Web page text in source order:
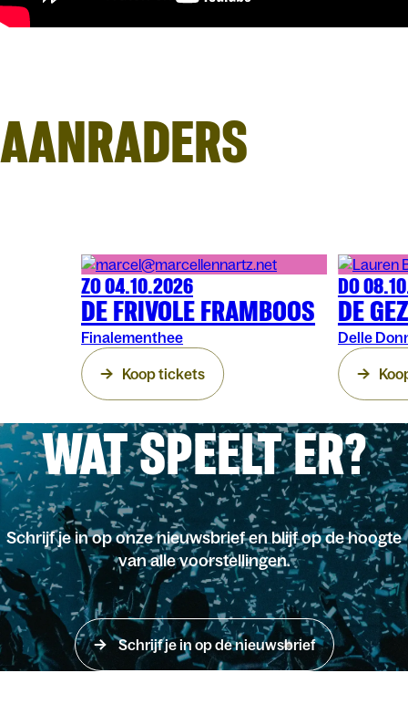
AANRADERS
MUZIEKARENBERG
ZO 04.10.2026
DE FRIVOLE FRAMBOOS
Finalementhee
Koop tickets
MUZIEK
DO
DE
Delle
WAT SPEELT ER?
Schrijf je in op onze nieuwsbrief en blijf op de hoogte
van alle voorstellingen.
Schrijf je in op de nieuwsbrief